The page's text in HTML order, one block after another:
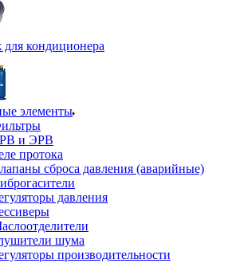
кондиционера
элементы
и ЭРВ
протока
сброса давления (аварийные)
давления
шума
производительности